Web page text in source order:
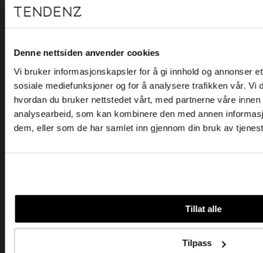
Denne nettsiden anvender cookies
Vi bruker informasjonskapsler for å gi innhold og annonser
sosiale mediefunksjoner og for å analysere trafikken vår. Vi
hvordan du bruker nettstedet vårt, med partnerne våre
analysearbeid, som kan kombinere den med annen
dem, eller som de har samlet inn gjennom din bruk av
Tillat alle
Tilpass
Kjøpsvilkår
Personvern
Holtegata 26, 0355 Oslo
Telefon: +47 22 92 50 00
E-post: kundeservice@tendenz.net
Nyttige lenker
Datablad
Om oss